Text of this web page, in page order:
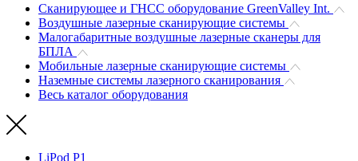
Сканирующее и ГНСС оборудование GreenValley Int.
Воздушные лазерные сканирующие системы
Малогабаритные воздушные лазерные сканеры для
БПЛА
Мобильные лазерные сканирующие системы
Наземные системы лазерного сканирования
Весь каталог оборудования
LiPod P1